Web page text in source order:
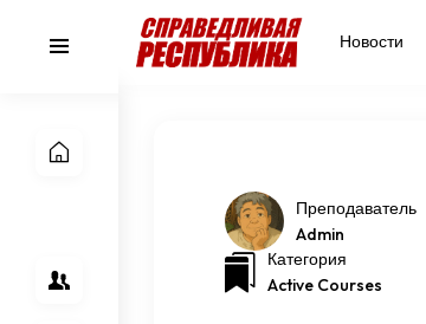
Новости
Преподаватель
Admin
Категория
Active Courses